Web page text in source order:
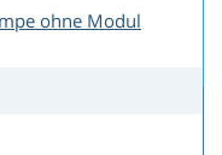
ohne Modul